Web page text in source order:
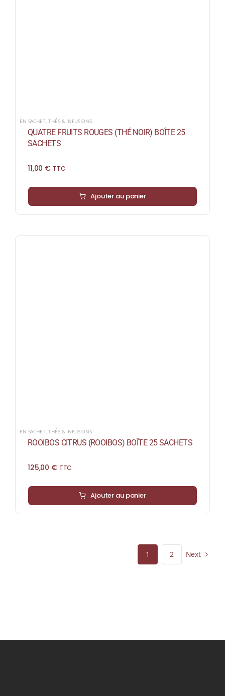
EN SACHET,THÉS & INFUSIONS
QUATRE FRUITS ROUGES (THÉ NOIR) BOÎTE 25
SACHETS
11,00 € TTC
Ajouter au panier
EN SACHET,THÉS & INFUSIONS
ROOIBOS CITRUS (ROOIBOS) BOÎTE 25 SACHETS
125,00 € TTC
Ajouter au panier
1 2 Next